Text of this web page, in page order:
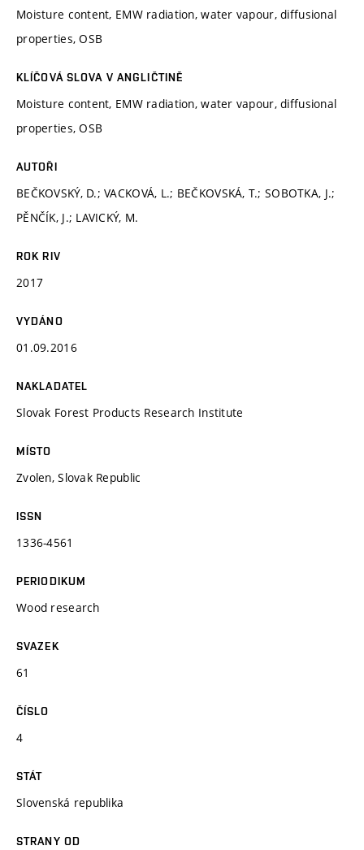
Moisture content, EMW radiation, water vapour, diffusional
properties, OSB
KLÍČOVÁ SLOVA V ANGLIČTINĚ
Moisture content, EMW radiation, water vapour, diffusional
properties, OSB
AUTOŘI
BEČKOVSKÝ, D.; VACKOVÁ, L.; BEČKOVSKÁ, T.; SOBOTKA, J.;
PĚNČÍK, J.; LAVICKÝ, M.
ROK RIV
2017
VYDÁNO
01.09.2016
NAKLADATEL
Slovak Forest Products Research Institute
MÍSTO
Zvolen, Slovak Republic
ISSN
1336-4561
PERIODIKUM
Wood research
SVAZEK
61
ČÍSLO
4
STÁT
Slovenská republika
STRANY OD